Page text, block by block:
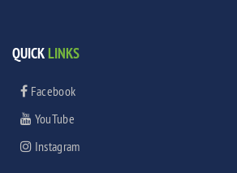
QUICKLINKS
Facebook
YouTube
Instagram